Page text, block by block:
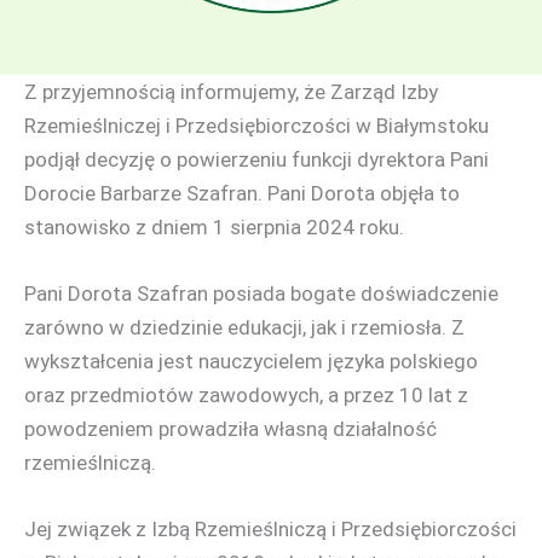
Z przyjemnością informujemy, że Zarząd Izby
Rzemieślniczej i Przedsiębiorczości w Białymstoku
podjął decyzję o powierzeniu funkcji dyrektora Pani
Dorocie Barbarze Szafran. Pani Dorota objęła to
stanowisko z dniem 1 sierpnia 2024 roku.
Pani Dorota Szafran posiada bogate doświadczenie
zarówno w dziedzinie edukacji, jak i rzemiosła. Z
wykształcenia jest nauczycielem języka polskiego
oraz przedmiotów zawodowych, a przez 10 lat z
powodzeniem prowadziła własną działalność
rzemieślniczą.
Jej związek z Izbą Rzemieślniczą i Przedsiębiorczości